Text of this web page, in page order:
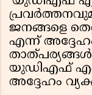
ജനങ്ങളെ
എന്ന്
യുഡിഎഫ്
അദ്ദേഹം